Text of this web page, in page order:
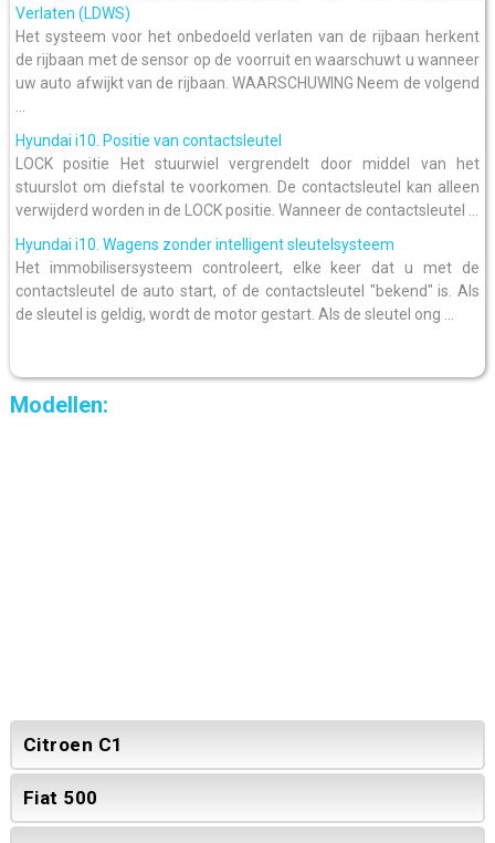
Verlaten (LDWS)
Het systeem voor het onbedoeld verlaten van de rijbaan herkent
de rijbaan met de sensor op de voorruit en waarschuwt u wanneer
uw auto afwijkt van de rijbaan. WAARSCHUWING Neem de volgend
Hyundai i10. Positie van contactsleutel
LOCK positie Het stuurwiel vergrendelt door middel van het
stuurslot om diefstal te voorkomen. De contactsleutel kan alleen
verwijderd worden in de LOCK positie. Wanneer de contactsleutel ...
Hyundai i10. Wagens zonder intelligent sleutelsysteem
Het immobilisersysteem controleert, elke keer dat u met de
contactsleutel de auto start, of de contactsleutel "bekend" is. Als
de sleutel is geldig, wordt de motor gestart. Als de sleutel ong ...
Modellen:
Citroen C1
Fiat 500